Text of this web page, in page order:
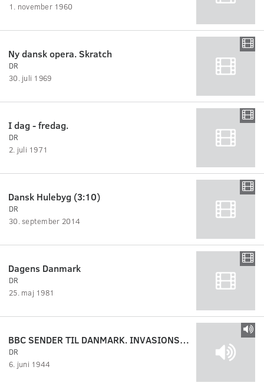
1. november 1960
Ny dansk opera. Skratch
DR
30. juli 1969
I dag - fredag.
DR
2. juli 1971
Dansk Hulebyg (3:10)
DR
30. september 2014
Dagens Danmark
DR
25. maj 1981
BBC SENDER TIL DANMARK. INVASIONSDAGEN
DR
6. juni 1944